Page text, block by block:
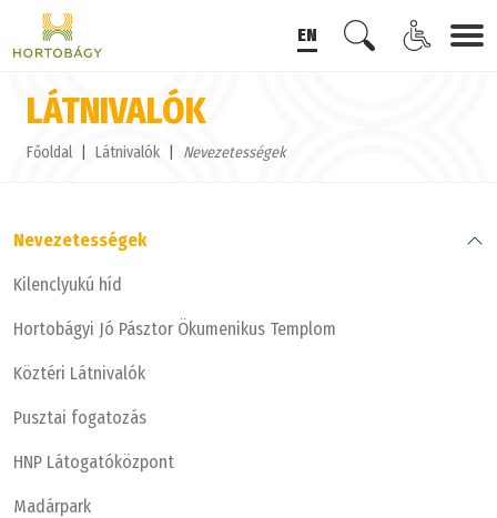
EN
LÁTNIVALÓK
Főoldal Látnivalók Nevezetességek
Nevezetességek
Kilenclyukú híd
Hortobágyi Jó Pásztor Ökumenikus Templom
Köztéri Látnivalók
Pusztai fogatozás
HNP Látogatóközpont
Madárpark